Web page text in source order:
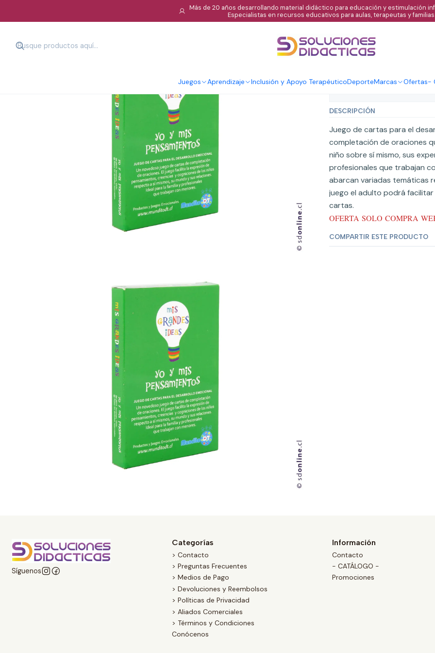
Juegos Aprendizaje Inclusión y Apoyo TerapéuticoDeporteMarcas Ofertas-
Más de 20 años desarrollando material didáctico para educación y estimulación
Especialistas en recursos educativos para aulas, terapeutas y familias.
|
Naipe yo y
DESCRIPCIÓN
Juego de cartas para el
completación de oraciones
niño sobre sí mismo, sus
profesionales que trabajan
abarcan variadas temáticas
juego el adulto podrá
cartas.
OFERTA SOLO COMPRA
COMPARTIR ESTE PRODUCTO
Síguenos
Categorías
> Contacto
> Preguntas Frecuentes
> Medios de Pago
> Devoluciones y Reembolsos
> Políticas de Privacidad
> Aliados Comerciales
> Términos y Condiciones
Conócenos
Información
Contacto
- CATÁLOGO -
Promociones